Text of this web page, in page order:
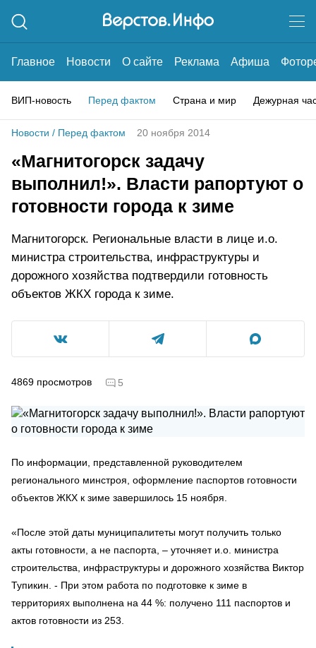
Главное Новости О сайте Реклама Афиша
ВИП-новость Перед фактом Страна и мир Дежурная
Новости / Перед фактом 20 ноября 2014
«Магнитогорск задачу
выполнил!». Власти рапортуют о
готовности города к зиме
Магнитогорск. Региональные власти в лице и.о.
министра строительства, инфраструктуры и
дорожного хозяйства подтвердили готовность
объектов ЖКХ города к зиме.
4869 просмотров 5
По информации, представленной руководителем
регионального минстроя, оформление паспортов готовности
объектов ЖКХ к зиме завершилось 15 ноября.
«После этой даты муниципалитеты могут получить только
акты готовности, а не паспорта, – уточняет и.о. министра
строительства, инфраструктуры и дорожного хозяйства Виктор
Тупикин. - При этом работа по подготовке к зиме в
территориях выполнена на 44 %: получено 111 паспортов и
актов готовности из 253.